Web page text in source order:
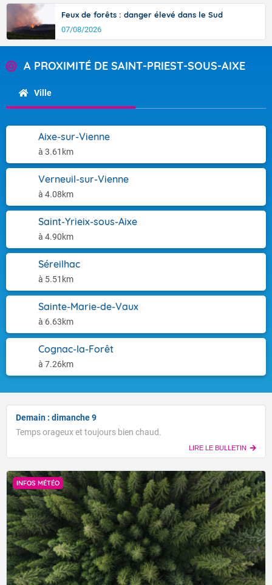
Feux de forêts : danger élevé dans le Sud
07/08/2026
A PROXIMITÉ DE SAINT-PRIEST-SOUS-AIXE
Ville
Aixe-sur-Vienne
à 3.61km
Verneuil-sur-Vienne
à 4.08km
Saint-Yrieix-sous-Aixe
à 4.90km
Séreilhac
à 5.51km
Sainte-Marie-de-Vaux
à 6.63km
Cognac-la-Forêt
à 7.26km
Demain : dimanche 9
Temps orageux et toujours bien chaud.
LIRE LE BULLETIN
INFOS MÉTÉO